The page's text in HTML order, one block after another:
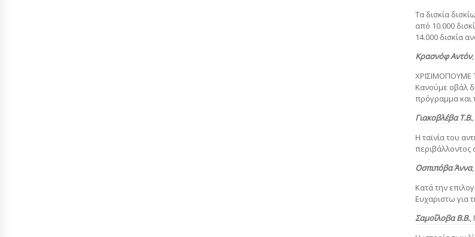
Τα δισκία
από 10.000
14.000 δισκία
Κρασνόφ Αντόν,
ΧΡΙΣΙΜΟΠΟΥΜΕ
Κανούμε οβάλ
πρόγραμμα και
Γιακοβλέβα Τ.Β.,
Η ταϊνία του
περιβάλλοντος
Οσπιπόβα Άννα,
Kατά την
Ευχαριστω για
Σαμοΐλοβα Β.Β.,